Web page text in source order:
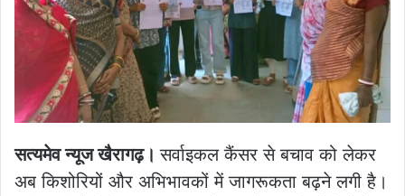
सत्यमेव न्यूज खैरागढ़।सर्वाइकल कैंसर से बचाव को लेकर
अब किशोरियों और अभिभावकों में जागरूकता बढ़ने लगी है।